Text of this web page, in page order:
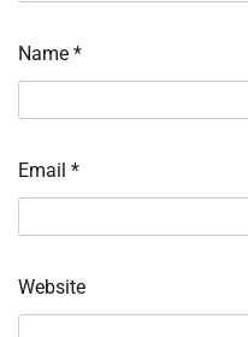
Name *
Email *
Website